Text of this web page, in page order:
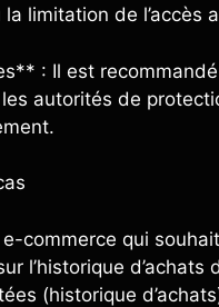
limitation de l’accès
: Il est
autorités de
e-commerce qui
l’historique
(historique